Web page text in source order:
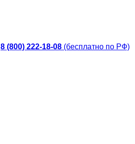
8 (800) 222-18-08 (бесплатно по РФ)